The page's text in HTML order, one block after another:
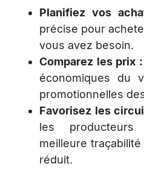
Planifiez vos
précise pour
vous avez besoin.
Comparez les prix :
économiques du
promotionnelles
Favorisez les
les
meilleure
réduit.